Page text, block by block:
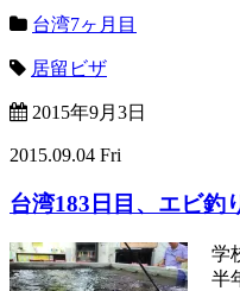
台湾7ヶ月目
居留ビザ
2015年9月3日
2015.09.04 Fri
台湾183日目、エビ釣
学
半